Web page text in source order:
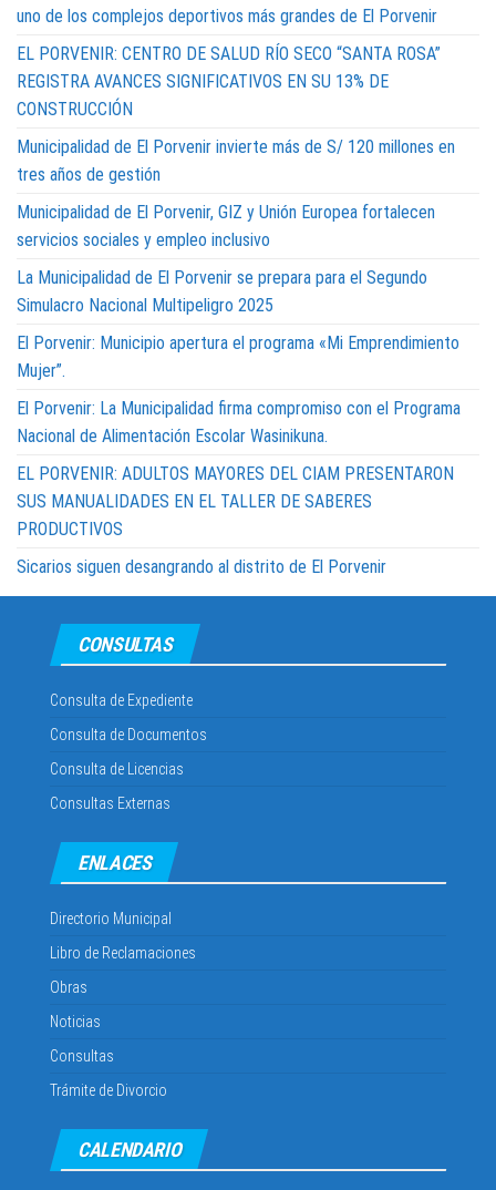
uno de los complejos deportivos más grandes de El Porvenir
EL PORVENIR: CENTRO DE SALUD RÍO SECO “SANTA ROSA”
REGISTRA AVANCES SIGNIFICATIVOS EN SU 13% DE
CONSTRUCCIÓN
Municipalidad de El Porvenir invierte más de S/ 120 millones en
tres años de gestión
Municipalidad de El Porvenir, GIZ y Unión Europea fortalecen
servicios sociales y empleo inclusivo
La Municipalidad de El Porvenir se prepara para el Segundo
Simulacro Nacional Multipeligro 2025
El Porvenir: Municipio apertura el programa «Mi Emprendimiento
Mujer”.
El Porvenir: La Municipalidad firma compromiso con el Programa
Nacional de Alimentación Escolar Wasinikuna.
EL PORVENIR: ADULTOS MAYORES DEL CIAM PRESENTARON
SUS MANUALIDADES EN EL TALLER DE SABERES
PRODUCTIVOS
Sicarios siguen desangrando al distrito de El Porvenir
CONSULTAS
Consulta de Expediente
Consulta de Documentos
Consulta de Licencias
Consultas Externas
ENLACES
Directorio Municipal
Libro de Reclamaciones
Obras
Noticias
Consultas
Trámite de Divorcio
CALENDARIO